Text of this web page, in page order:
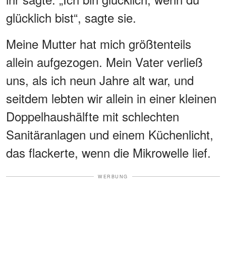
glücklich bist“, sagte sie.
Meine Mutter hat mich größtenteils
allein aufgezogen. Mein Vater verließ
uns, als ich neun Jahre alt war, und
seitdem lebten wir allein in einer kleinen
Doppelhaushälfte mit schlechten
Sanitäranlagen und einem Küchenlicht,
das flackerte, wenn die Mikrowelle lief.
WERBUNG